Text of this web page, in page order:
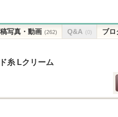
写真・動画 (262) Q&A (0) ブロ
糸 Lクリーム